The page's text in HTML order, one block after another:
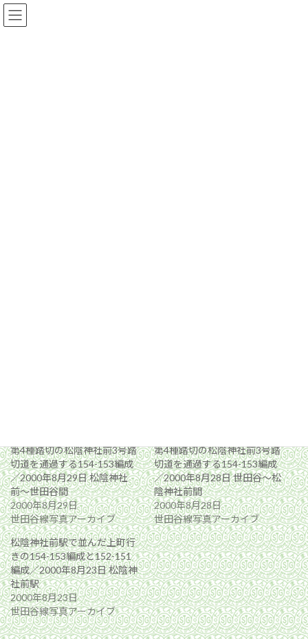
コ
ン
ナ
ビ
第4種踏切の松陰神社前3号踏
切道を通過する154-153編成
／2000年8月29日 松陰神社
前〜世田谷間
2000年8月29日
世田谷線写真アーカイブ
第4種踏切の松陰神社前3号踏
切道を通過する154-153編成
／2000年8月28日 世田谷〜松
陰神社前間
2000年8月28日
世田谷線写真アーカイブ
松陰神社前駅で並んだ上町行
きの154-153編成と152-151
編成／2000年8月23日 松陰神
社前駅
2000年8月23日
世田谷線写真アーカイブ